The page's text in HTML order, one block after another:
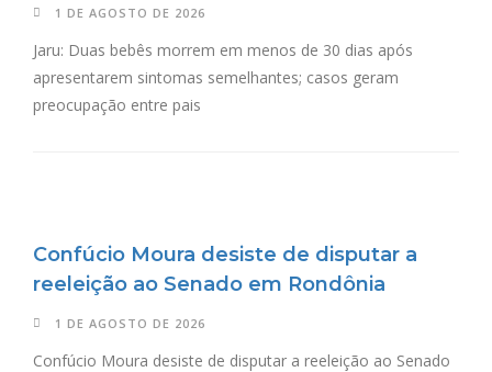
1 DE AGOSTO DE 2026
Jaru: Duas bebês morrem em menos de 30 dias após
apresentarem sintomas semelhantes; casos geram
preocupação entre pais
Confúcio Moura desiste de disputar a
reeleição ao Senado em Rondônia
1 DE AGOSTO DE 2026
Confúcio Moura desiste de disputar a reeleição ao Senado